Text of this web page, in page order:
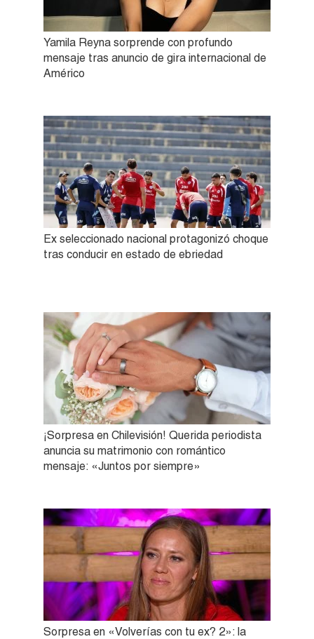
Yamila Reyna sorprende con profundo
mensaje tras anuncio de gira internacional de
Américo
Ex seleccionado nacional protagonizó choque
tras conducir en estado de ebriedad
¡Sorpresa en Chilevisión! Querida periodista
anuncia su matrimonio con romántico
mensaje: «Juntos por siempre»
Sorpresa en «Volverías con tu ex? 2»: la